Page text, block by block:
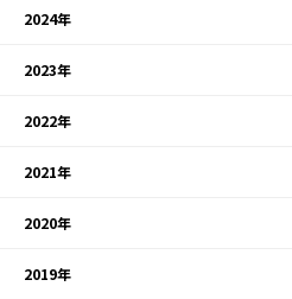
2024年
2023年
2022年
2021年
2020年
2019年